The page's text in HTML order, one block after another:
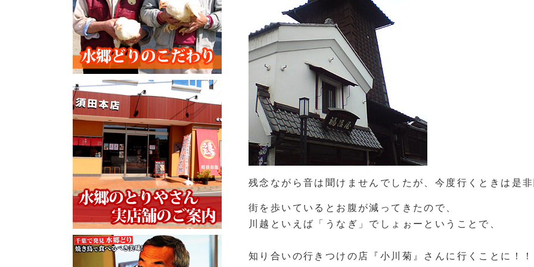
残念ながら音は聞けませんでしたが、今度行くときは是
街を歩いているとお腹が減ってきたので、
川越といえば「うなぎ」でしょぉーということで、
知り合いの行きつけの店『小川菊』さんに行くことに！！